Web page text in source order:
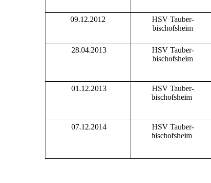
09.12.2012
HSV Tauber-
bischofsheim
28.04.2013
HSV Tauber-
bischofsheim
01.12.2013
HSV Tauber-
bischofsheim
07.12.2014
HSV Tauber-
bischofsheim